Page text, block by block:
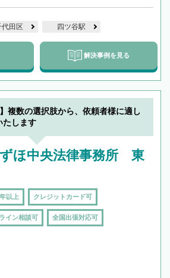
代田区 四ツ谷駅
解決事例を見る
複数の選択肢から、依頼者様に適し
たします
ほ中央法律事務所 東
以上 クレジットカード可
イン相談可 全国出張対応可